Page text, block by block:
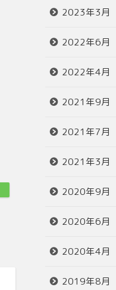
2023年3月
2022年6月
2022年4月
2021年9月
2021年7月
2021年3月
2020年9月
2020年6月
2020年4月
2019年8月